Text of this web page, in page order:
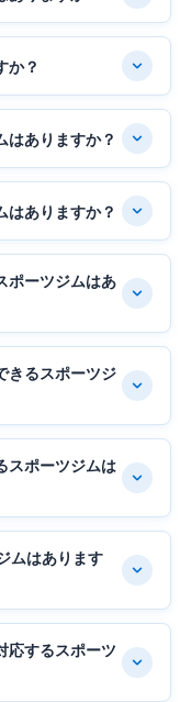
か？
はありますか？
はありますか？
ポーツジムはあ
きるスポーツジ
スポーツジムは
ムはあります
応するスポーツ